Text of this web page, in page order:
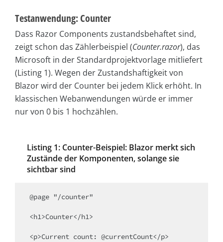
Testanwendung: Counter
Dass Razor Components zustandsbehaftet sind,
zeigt schon das Zählerbeispiel (Counter.razor), das
Microsoft in der Standardprojektvorlage mitliefert
(Listing 1). Wegen der Zustandshaftigkeit von
Blazor wird der Counter bei jedem Klick erhöht. In
klassischen Webanwendungen würde er immer
nur von 0 bis 1 hochzählen.
Listing 1: Counter-Beispiel: Blazor merkt sich
Zustände der Komponenten, solange sie
sichtbar sind
@page "/counter"
<h1>Counter</h1>
<p>Current count: @currentCount</p>